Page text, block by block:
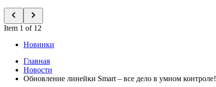
Item 1 of 12
Новинки
Главная
Новости
Обновление линейки Smart – все дело в умном контроле!